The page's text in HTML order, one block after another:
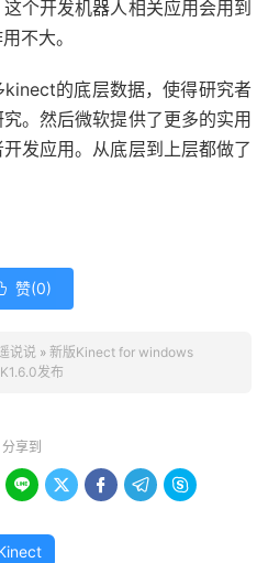
个开发机器人相关应用会用到
不大。
的底层数据，使得研究者
。然后微软提供了更多的实用
发应用。从底层到上层都做了
赞(0)
说说» 新版Kinect for windows
发布
分享到
    